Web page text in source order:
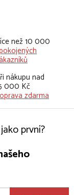
než 10 000
nákupu nad
000 Kč
zdarma
první?